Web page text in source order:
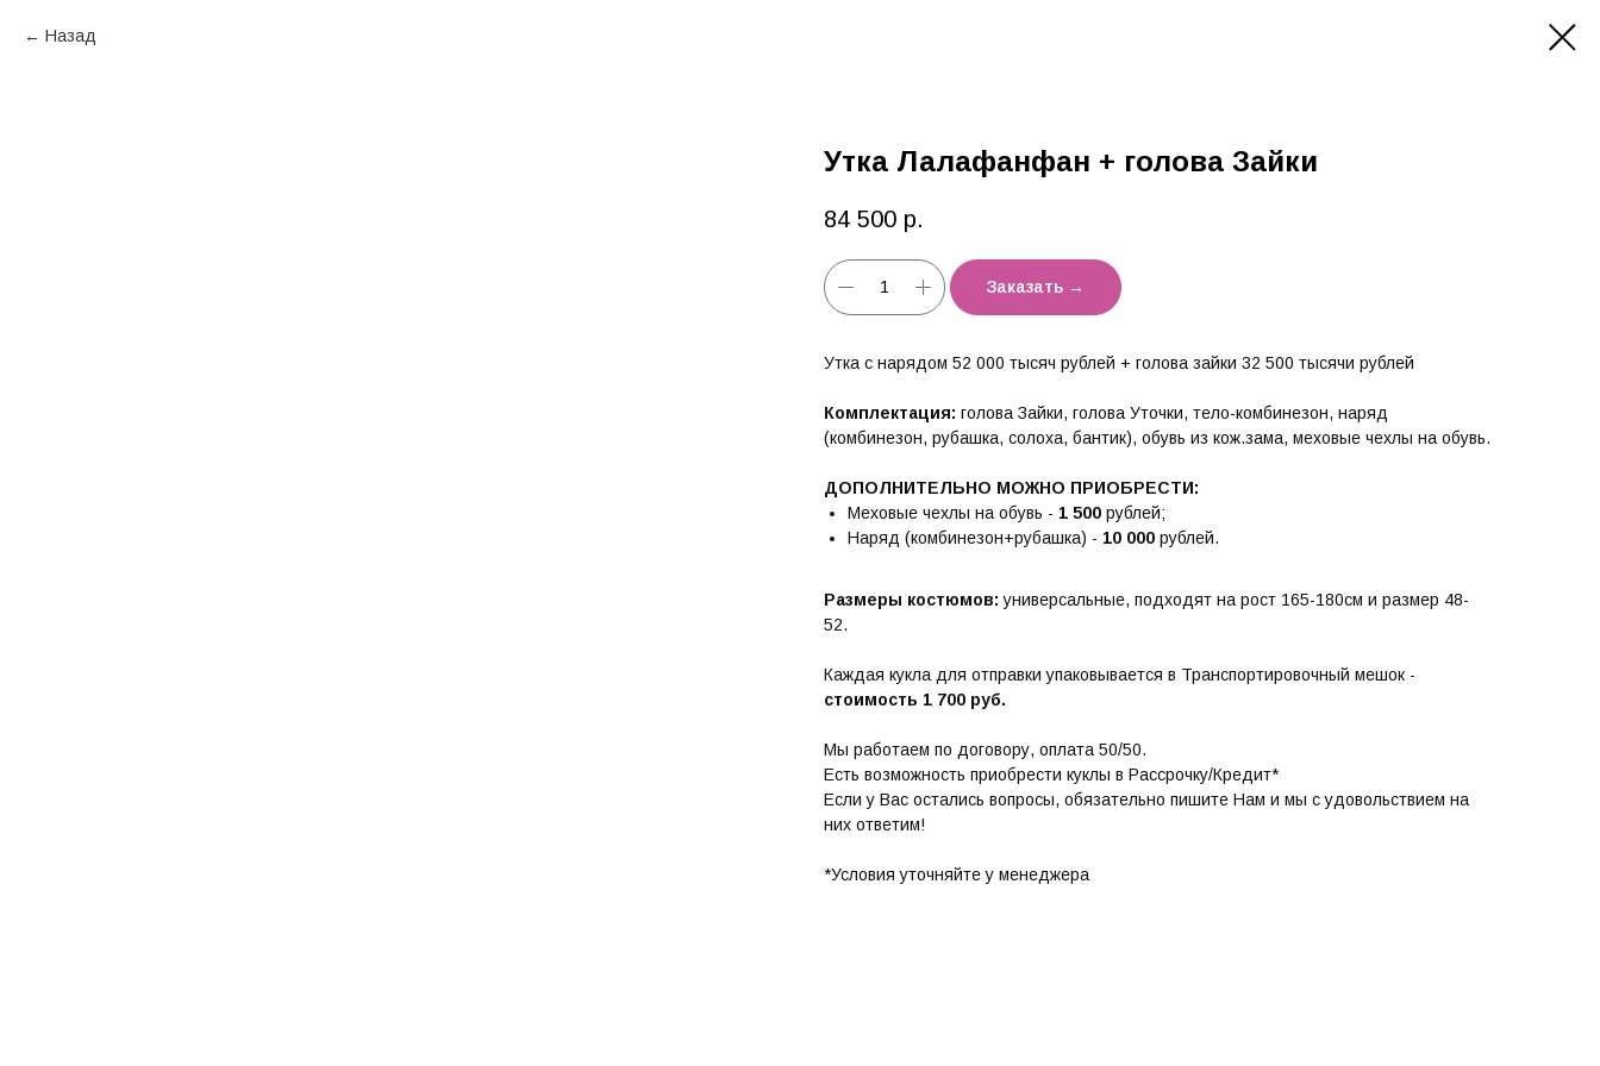
Назад
Утка Лалафанфан + голова Зайки
84 500 р.
Заказать →
Утка с нарядом 52 000 тысяч рублей + голова зайки 32 500 тысячи рублей
Комплектация: голова Зайки, голова Уточки, тело-комбинезон, наряд
(комбинезон, рубашка, солоха, бантик), обувь из кож.зама, меховые чехлы на обувь.
ДОПОЛНИТЕЛЬНО МОЖНО ПРИОБРЕСТИ:
Меховые чехлы на обувь - 1 500 рублей;
Наряд (комбинезон+рубашка) - 10 000 рублей.
Размеры костюмов: универсальные, подходят на рост 165-180см и размер 48-
52.
Каждая кукла для отправки упаковывается в Транспортировочный мешок -
стоимость 1 700 руб.
Мы работаем по договору, оплата 50/50.
Есть возможность приобрести куклы в Рассрочку/Кредит*
Если у Вас остались вопросы, обязательно пишите Нам и мы с удовольствием на
них ответим!
*Условия уточняйте у менеджера